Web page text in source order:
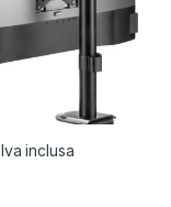
Iva inclusa